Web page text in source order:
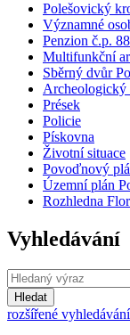
Polešovický
Významné
Penzion č.p.
Multifunkční
Sběrný dvůr
Archeologický
Prések
Policie
Pískovna
Životní situace
Povoďnový
Územní plán
Rozhledna
Vyhledávání
Hledat
rozšířené vyhledávání